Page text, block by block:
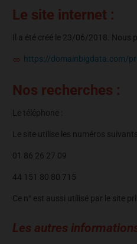
Le site internet :
Il a été créé le 23/06/2018. Nous
https://domainbigdata.com/
Nos recherches :
Le téléphone :
Le site utilise les numéros
01 86 26 27 09
44 151 80 80 715
Ce n° est aussi utilisé par le site
Les autres